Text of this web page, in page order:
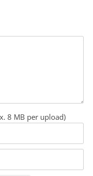
8 MB per upload)